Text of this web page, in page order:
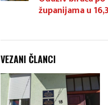
županijama u
VEZANI ČLANCI